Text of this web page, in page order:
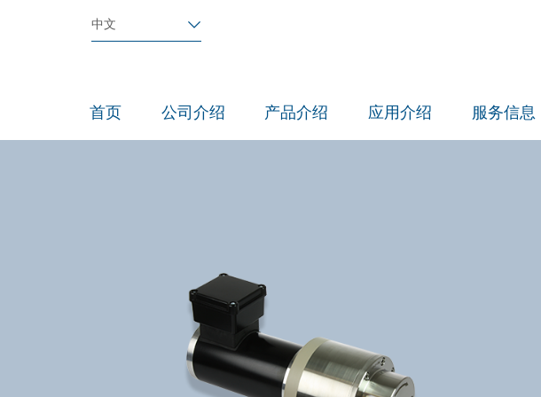
中文
首页 公司介绍 产品介绍 应用介绍 服务信息